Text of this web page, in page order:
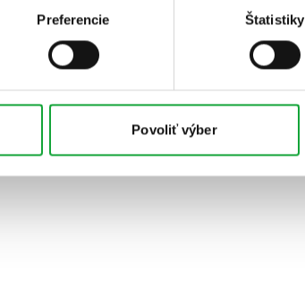
Preferencie Štatistiky
Povoliť výber